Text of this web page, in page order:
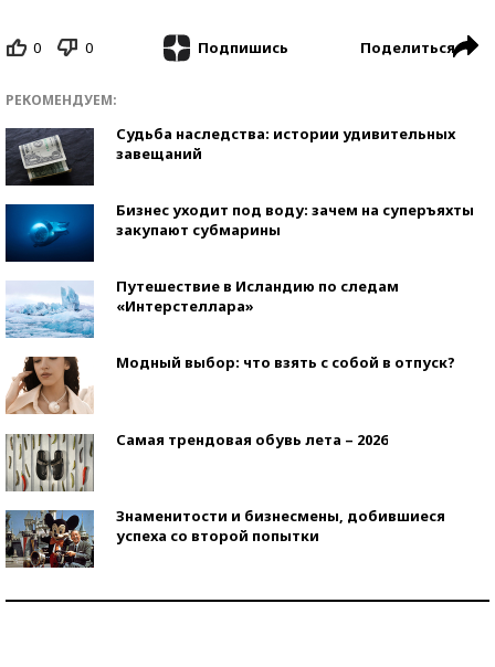
0 0 Подпишись Поделиться
РЕКОМЕНДУЕМ:
Судьба наследства: истории удивительных
завещаний
Бизнес уходит под воду: зачем на суперъяхты
закупают субмарины
Путешествие в Исландию по следам
«Интерстеллара»
Модный выбор: что взять с собой в отпуск?
Самая трендовая обувь лета – 2026
Знаменитости и бизнесмены, добившиеся
успеха со второй попытки